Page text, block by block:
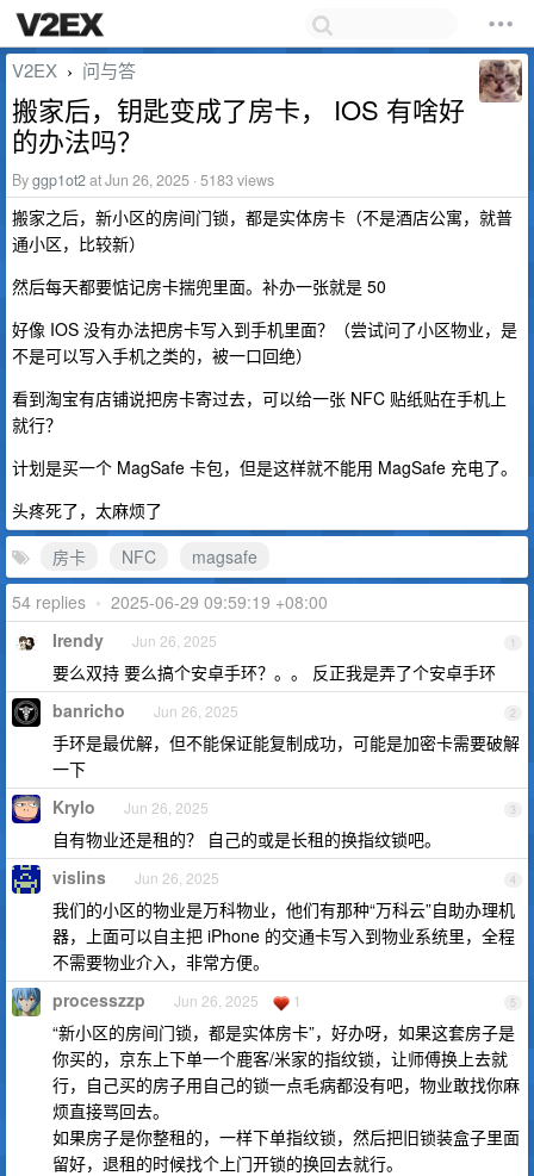
V2EX › 问与答
搬家后，钥匙变成了房卡， IOS 有啥好
的办法吗？
Byggp1ot2at Jun 26, 2025 · 5183 views
搬家之后，新小区的房间门锁，都是实体房卡（不是酒店公寓，就普
通小区，比较新）
然后每天都要惦记房卡揣兜里面。补办一张就是 50
好像 IOS 没有办法把房卡写入到手机里面？（尝试问了小区物业，是
不是可以写入手机之类的，被一口回绝）
看到淘宝有店铺说把房卡寄过去，可以给一张 NFC 贴纸贴在手机上
就行？
计划是买一个 MagSafe 卡包，但是这样就不能用 MagSafe 充电了。
头疼死了，太麻烦了
房卡
NFC
magsafe
54 replies • 2025-06-29 09:59:19 +08:00
1
Irendy Jun 26, 2025
要么双持 要么搞个安卓手环？。。 反正我是弄了个安卓手环
2
banricho Jun 26, 2025
手环是最优解，但不能保证能复制成功，可能是加密卡需要破解
一下
3
Krylo Jun 26, 2025
自有物业还是租的？ 自己的或是长租的换指纹锁吧。
4
vislins Jun 26, 2025
我们的小区的物业是万科物业，他们有那种“万科云”自助办理机
器，上面可以自主把 iPhone 的交通卡写入到物业系统里，全程
不需要物业介入，非常方便。
5
processzzp Jun 26, 2025 1
“新小区的房间门锁，都是实体房卡”，好办呀，如果这套房子是
你买的，京东上下单一个鹿客/米家的指纹锁，让师傅换上去就
行，自己买的房子用自己的锁一点毛病都没有吧，物业敢找你麻
烦直接骂回去。
如果房子是你整租的，一样下单指纹锁，然后把旧锁装盒子里面
留好，退租的时候找个上门开锁的换回去就行。